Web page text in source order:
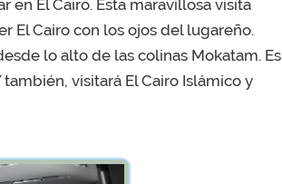
El Cairo. Esta maravillosa visita
El Cairo con los ojos del lugareño.
lo alto de las colinas Mokatam. Es
visitará El Cairo Islámico y